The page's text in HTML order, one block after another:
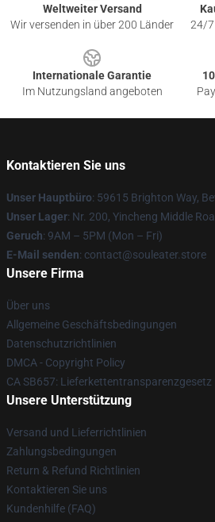
Weltweiter Versand
Wir versenden in über 200 Länder
24/7
Internationale Garantie
Im Nutzungsland angeboten
Kontaktieren Sie uns
Unser Hauptbüro: 59615 Brighton Way,
Unser Lager: Nr. 200, Yincheng Middle
Geruch: 9AM – 5PM (Mon – Fri)
E-Mail senden: contact@souleater.store
Unsere Firma
Über uns
Allgemeine Geschäftsbedingungen
Datenschutzrichtlinien
DMCA - Copyright Policy
CA SB657: Lieferkettentransparenzgesetz
Unsere Unterstützung
Versand und Lieferrichtlinien
Zahlungsbedingungen
Return & Refund Richtlinien
Kontaktieren Sie uns
Kundenhilfe (FAQ)